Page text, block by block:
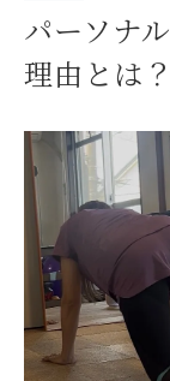
フィ
ンの維
一宮
生活
愛知県一
密着型サ
地域
ラム
一宮
便性
パーソナ
理由とは？